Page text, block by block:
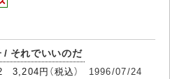
/ それでいいのだ
3,204円（税込） 1996/07/24